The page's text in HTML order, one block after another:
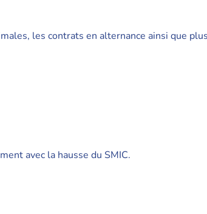
les contrats en alternance ainsi que
avec la hausse du SMIC.